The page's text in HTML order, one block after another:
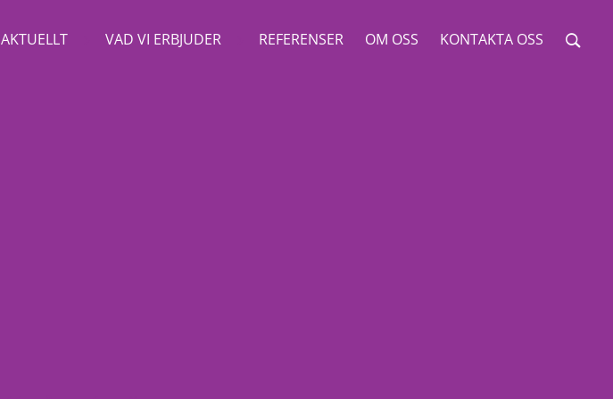
AKTUELLT VAD VI ERBJUDER REFERENSER OM OSS KONTAKTA OSS